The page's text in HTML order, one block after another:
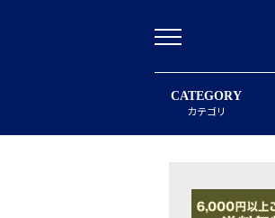
CATEGORY
カテゴリ